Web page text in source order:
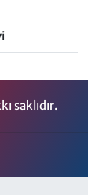
saklıdır.